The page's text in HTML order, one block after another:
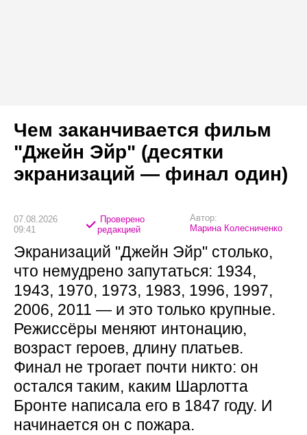
Чем заканчивается фильм
"Джейн Эйр" (десятки
экранизаций — финал один)
07.08.2026
09:41
Проверено
редакцией
Автор:
Марина Колесниченко
Экранизаций "Джейн Эйр" столько,
что немудрено запутаться: 1934,
1943, 1970, 1973, 1983, 1996, 1997,
2006, 2011 — и это только крупные.
Режиссёры меняют интонацию,
возраст героев, длину платьев.
Финал не трогает почти никто: он
остался таким, каким Шарлотта
Бронте написала его в 1847 году. И
начинается он с пожара.